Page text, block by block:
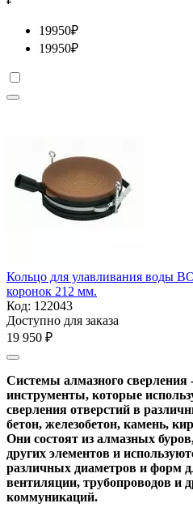
19950₽
19950₽
Кольцо для улавливания воды
коронок 212 мм.
Код: 122043
Доступно для заказа
19 950 ₽
Системы алмазного сверления
инструменты, которые
сверления отверстий в
бетон, железобетон, камень,
Они состоят из алмазных
других элементов и
различных диаметров и форм
вентиляции, трубопроводов и
коммуникаций.